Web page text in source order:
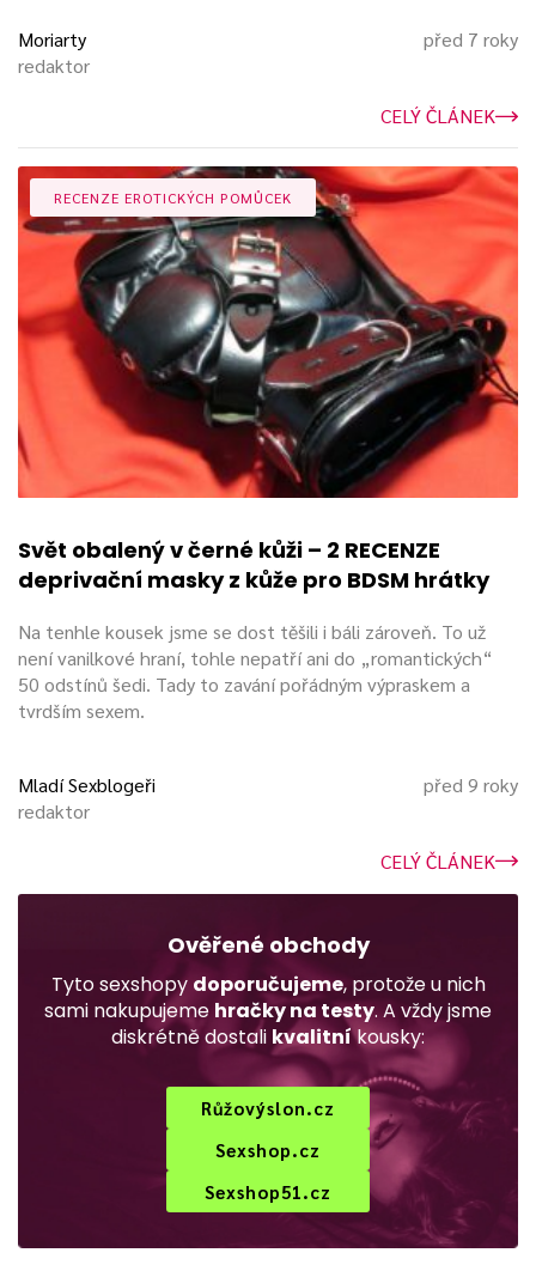
Moriarty
redaktor
před 7 roky
CELÝ ČLÁNEK
RECENZE EROTICKÝCH POMŮCEK
Svět obalený v černé kůži – 2 RECENZE
deprivační masky z kůže pro BDSM hrátky
Na tenhle kousek jsme se dost těšili i báli zároveň. To už
není vanilkové hraní, tohle nepatří ani do „romantických“
50 odstínů šedi. Tady to zavání pořádným výpraskem a
tvrdším sexem.
Mladí Sexblogeři
redaktor
před 9 roky
CELÝ ČLÁNEK
Ověřené obchody
Tyto sexshopy doporučujeme, protože u nich
sami nakupujeme hračky na testy. A vždy jsme
diskrétně dostali kvalitníkousky:
Růžovýslon.cz
Sexshop.cz
Sexshop51.cz